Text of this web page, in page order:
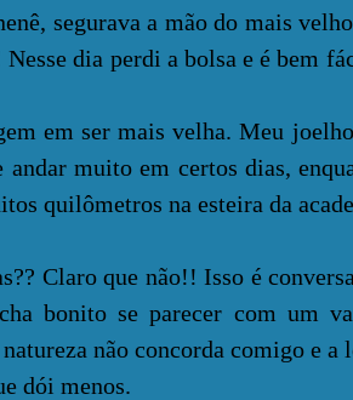
segurava a mão do mais
dia perdi a bolsa e é bem
ser mais velha. Meu
muito em certos dias,
quilômetros na esteira da
Claro que não!! Isso é
bonito se parecer com um
não concorda comigo e a
dói menos.